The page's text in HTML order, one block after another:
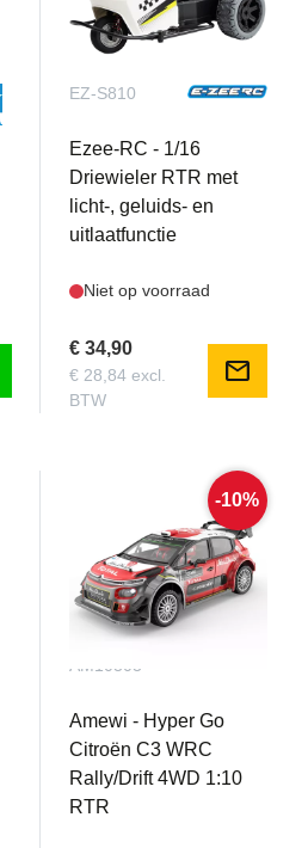
EZ-S810
Ezee-RC - 1/16
Driewieler RTR met
licht-, geluids- en
uitlaatfunctie
Niet op voorraad
€ 34,90
€ 28,84 excl.
BTW
mail
-10%
AM10303
Amewi - Hyper Go
Citroën C3 WRC
Rally/Drift 4WD 1:10
RTR